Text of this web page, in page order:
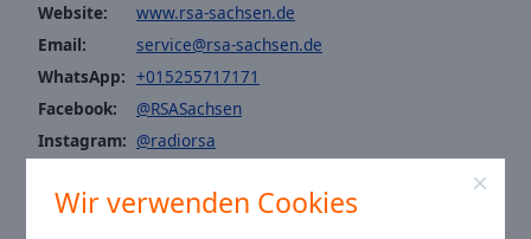
Wir verwenden Cookies
Close
Modal
window.
Website:
www.rsa-sachsen.de
Email:
service@rsa-sachsen.de
WhatsApp: +015255717171
Facebook:
@RSASachsen
Instagram: @radiorsa
radio@rsa-sachsen.de